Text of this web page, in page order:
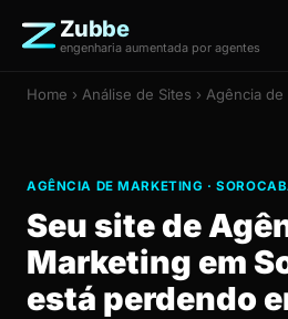
Zubbe
engenharia aumentada por agentes
Home › Análise de Sites › Agência
AGÊNCIA DE MARKETING ·
Seu site de
Marketing em
está perdendo